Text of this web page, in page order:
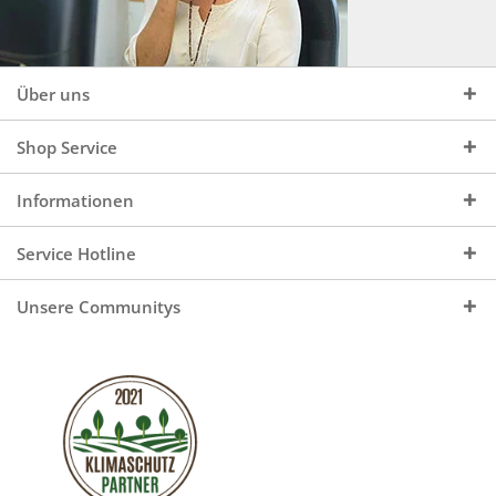
Über uns
Shop Service
Informationen
Service Hotline
Unsere Communitys